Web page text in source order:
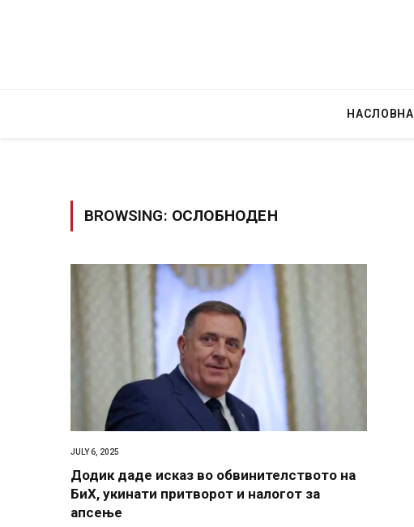
НАСЛОВНА
BROWSING: ОСЛОБНОДЕН
JULY 6, 2025
Додик даде исказ во обвинителството на
БиХ, укинати притворот и налогот за
апсење